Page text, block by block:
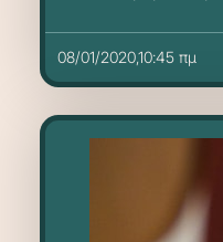
08/01/2020,10:45 πμ